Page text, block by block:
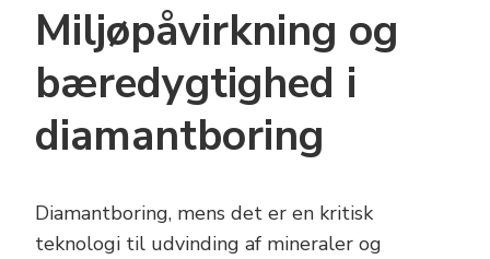
Miljøpåvirkning og
bæredygtighed i
diamantboring
Diamantboring, mens det er en kritisk
teknologi til udvinding af mineraler og